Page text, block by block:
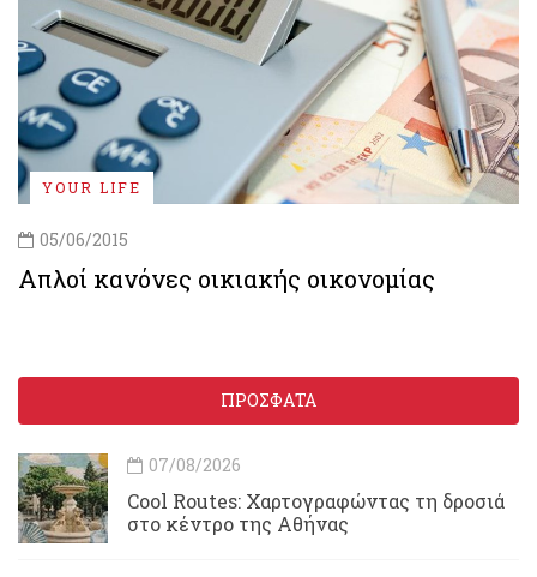
YOUR LIFE
05/06/2015
Απλοί κανόνες οικιακής οικονομίας
ΠΡΟΣΦΑΤΑ
07/08/2026
Cool Routes: Χαρτογραφώντας τη δροσιά
στο κέντρο της Αθήνας